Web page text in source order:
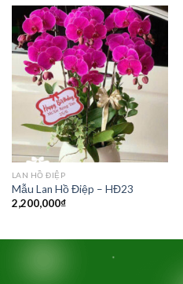
LAN HỒ ĐIỆP
Mẫu Lan Hồ Điệp – HĐ23
2,200,000₫